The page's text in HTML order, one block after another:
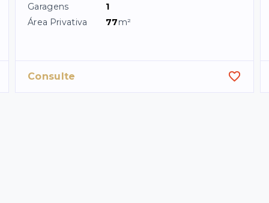
Garagens
1
Área Privativa
77m²
Consulte